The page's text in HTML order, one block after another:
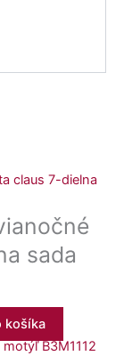
sada
košíka